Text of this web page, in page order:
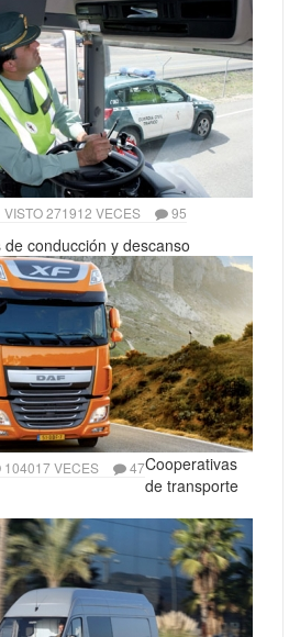
VISTO 271912 VECES 95
conducción y descanso
104017 VECES 47Cooperativas
de transporte